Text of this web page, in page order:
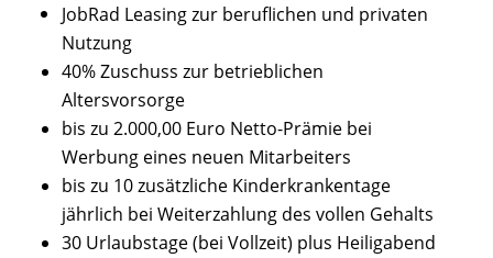
JobRad Leasing zur beruflichen und privaten
Nutzung
40% Zuschuss zur betrieblichen
Altersvorsorge
bis zu 2.000,00 Euro Netto-Prämie bei
Werbung eines neuen Mitarbeiters
bis zu 10 zusätzliche Kinderkrankentage
jährlich bei Weiterzahlung des vollen Gehalts
30 Urlaubstage (bei Vollzeit) plus Heiligabend